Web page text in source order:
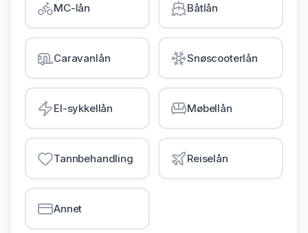
Gjeldsordning
Inkassohjelp
LÅN & KREDITT
Smålån
Lån uten sikkerhet
Kredittkort
Lån på dagen
MC-lån Båtlån
Caravanlån Snøscooterlån
El-sykkellån Møbellån
Tannbehandling Reiselån
Annet